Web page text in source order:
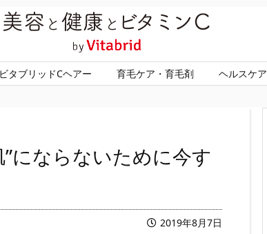
ビタブリッドCヘアー 育毛ケア・育毛剤 ヘルスケア
”にならないために今す
2019年8月7日